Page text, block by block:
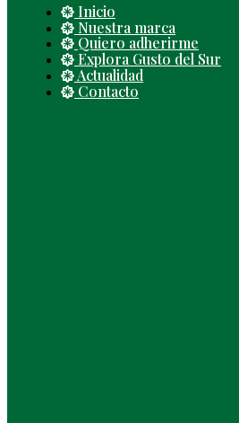
Inicio
Nuestra marca
Quiero adherirme
Explora Gusto del Sur
Actualidad
Contacto